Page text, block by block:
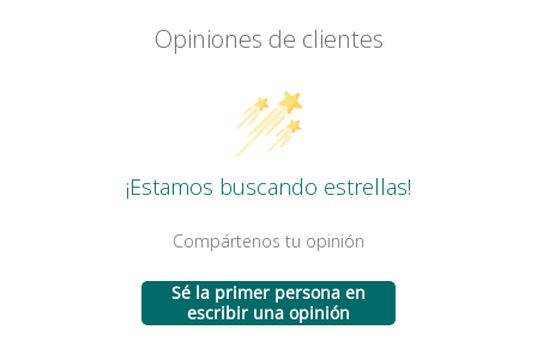
Opiniones de clientes
¡Estamos buscando estrellas!
Compártenos tu opinión
Sé la primer persona en
escribir una opinión